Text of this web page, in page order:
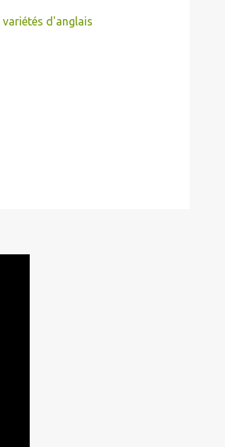
d'anglais